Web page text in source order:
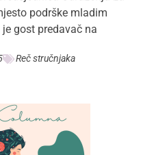
26, 2024 Kolumna